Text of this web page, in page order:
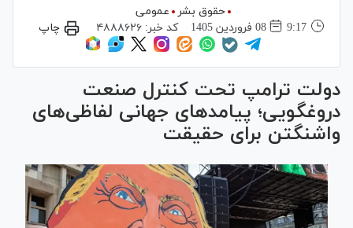
حقوق بشر
عمومی
9:17
08 فروردين 1405 کد خبر: ۴۸۸۸۶۲۶ چاپ
دولت ترامپ تحت کنترل صنعت
دروغگویی؛ پیامدهای جهانی لفاظی‌های
واشنگتن برای حقیقت